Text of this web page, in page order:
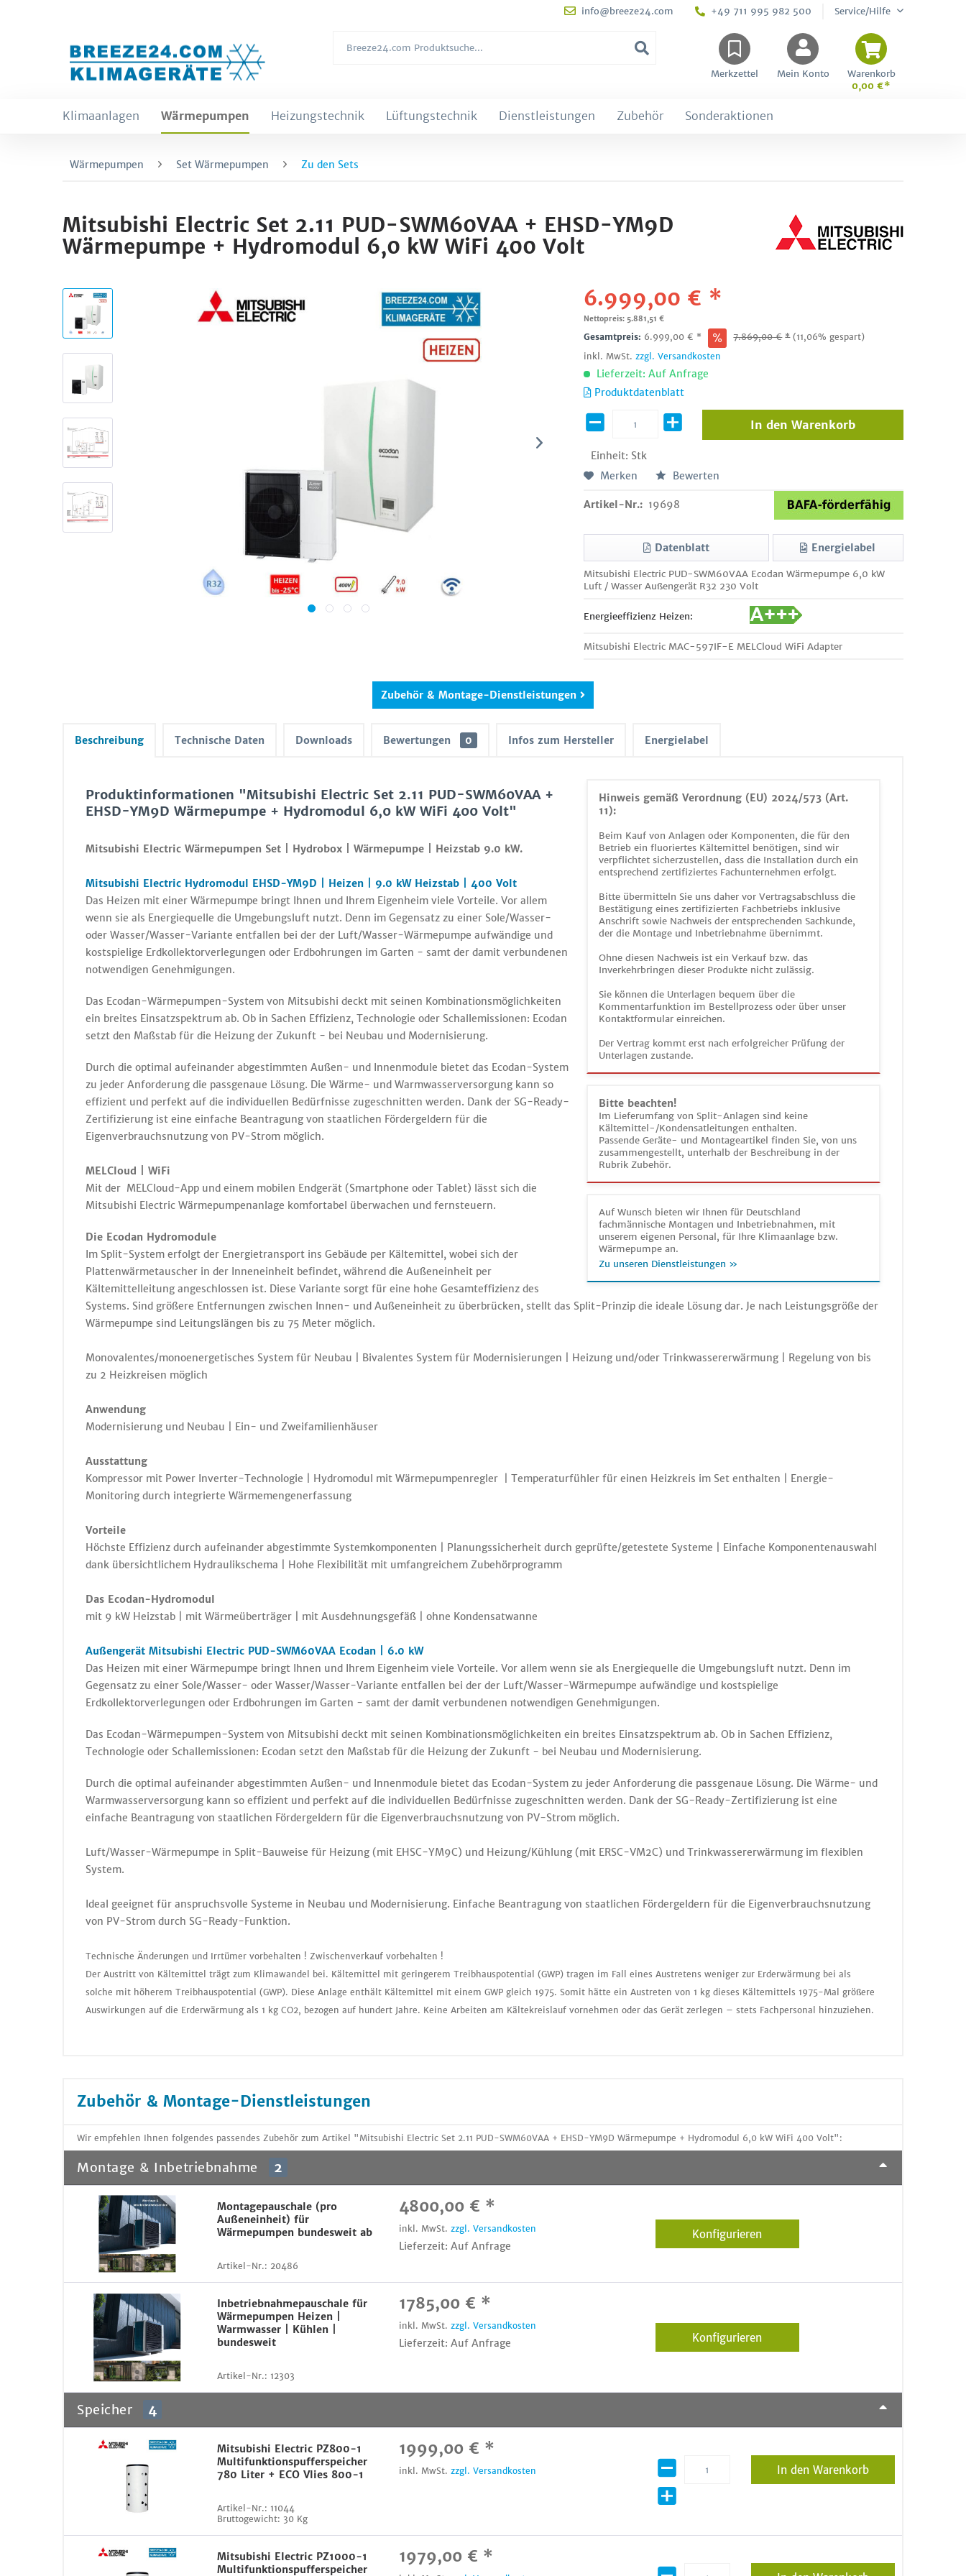
info@breeze24.com +49 711 995 982 500 Service/Hilfe
Merkzettel Mein Konto
Warenkorb
0,00 €*
Klimaanlagen Wärmepumpen Heizungstechnik Lüftungstechnik Dienstleistungen Zubehör Sonderaktionen
Wärmepumpen Set Wärmepumpen Zu den Sets
Mitsubishi Electric Set 2.11 PUD-SWM60VAA + EHSD-YM9D
Wärmepumpe + Hydromodul 6,0 kW WiFi 400 Volt
6.999,00 € *
Nettopreis: 5.881,51 €
Gesamtpreis: 6.999,00 € * 7.869,00€ * (11,06% gespart)
inkl. MwSt.zzgl. Versandkosten
Lieferzeit: Auf Anfrage
Produktdatenblatt
Einheit: Stk
In den Warenkorb
Merken Bewerten
Artikel-Nr.: 19698
Datenblatt Energielabel
Mitsubishi Electric PUD-SWM60VAA Ecodan Wärmepumpe 6,0 kW
Luft / Wasser Außengerät R32 230 Volt
Energieeffizienz Heizen:
Mitsubishi Electric MAC-597IF-E MELCloud WiFi Adapter
Zubehör & Montage-Dienstleistungen
Beschreibung Technische Daten Downloads Bewertungen 0 Infos zum Hersteller Energielabel
Hinweis gemäß Verordnung (EU) 2024/573 (Art.
11):
Beim Kauf von Anlagen oder Komponenten, die für den
Betrieb ein fluoriertes Kältemittel benötigen, sind wir
verpflichtet sicherzustellen, dass die Installation durch ein
entsprechend zertifiziertes Fachunternehmen erfolgt.
Bitte übermitteln Sie uns daher vor Vertragsabschluss die
Bestätigung eines zertifizierten Fachbetriebs inklusive
Anschrift sowie Nachweis der entsprechenden Sachkunde,
der die Montage und Inbetriebnahme übernimmt.
Ohne diesen Nachweis ist ein Verkauf bzw. das
Inverkehrbringen dieser Produkte nicht zulässig.
Sie können die Unterlagen bequem über die
Kommentarfunktion im Bestellprozess oder über unser
Kontaktformular einreichen.
Der Vertrag kommt erst nach erfolgreicher Prüfung der
Unterlagen zustande.
Bitte beachten!
Im Lieferumfang von Split-Anlagen sind keine
Kältemittel-/Kondensatleitungen enthalten.
Passende Geräte- und Montageartikel finden Sie, von uns
zusammengestellt, unterhalb der Beschreibung in der
Rubrik Zubehör.
Auf Wunsch bieten wir Ihnen für Deutschland
fachmännische Montagen und Inbetriebnahmen, mit
unserem eigenen Personal, für Ihre Klimaanlage bzw.
Wärmepumpe an.
Zu unseren Dienstleistungen »
Produktinformationen "Mitsubishi Electric Set 2.11 PUD-SWM60VAA +
EHSD-YM9D Wärmepumpe + Hydromodul 6,0 kW WiFi 400 Volt"
Mitsubishi Electric Wärmepumpen Set | Hydrobox | Wärmepumpe | Heizstab 9.0 kW.
Mitsubishi Electric Hydromodul EHSD-YM9D | Heizen | 9.0 kW Heizstab | 400 Volt
Das Heizen mit einer Wärmepumpe bringt Ihnen und Ihrem Eigenheim viele Vorteile. Vor allem
wenn sie als Energiequelle die Umgebungsluft nutzt. Denn im Gegensatz zu einer Sole/Wasser-
oder Wasser/Wasser-Variante entfallen bei der der Luft/Wasser-Wärmepumpe aufwändige und
kostspielige Erdkollektorverlegungen oder Erdbohrungen im Garten - samt der damit verbundenen
notwendigen Genehmigungen.
Das Ecodan-Wärmepumpen-System von Mitsubishi deckt mit seinen Kombinationsmöglichkeiten
ein breites Einsatzspektrum ab. Ob in Sachen Effizienz, Technologie oder Schallemissionen: Ecodan
setzt den Maßstab für die Heizung der Zukunft - bei Neubau und Modernisierung.
Durch die optimal aufeinander abgestimmten Außen- und Innenmodule bietet das Ecodan-System
zu jeder Anforderung die passgenaue Lösung. Die Wärme- und Warmwasserversorgung kann so
effizient und perfekt auf die individuellen Bedürfnisse zugeschnitten werden. Dank der SG-Ready-
Zertifizierung ist eine einfache Beantragung von staatlichen Fördergeldern für die
Eigenverbrauchsnutzung von PV-Strom möglich.
MELCloud | WiFi
Mit der MELCloud-App und einem mobilen Endgerät (Smartphone oder Tablet) lässt sich die
Mitsubishi Electric Wärmepumpenanlage komfortabel überwachen und fernsteuern.
Die Ecodan Hydromodule
Im Split-System erfolgt der Energietransport ins Gebäude per Kältemittel, wobei sich der
Plattenwärmetauscher in der Inneneinheit befindet, während die Außeneinheit per
Kältemittelleitung angeschlossen ist. Diese Variante sorgt für eine hohe Gesamteffizienz des
Systems. Sind größere Entfernungen zwischen Innen- und Außeneinheit zu überbrücken, stellt das Split-Prinzip die ideale Lösung dar. Je nach Leistungsgröße der
Wärmepumpe sind Leitungslängen bis zu 75 Meter möglich.
Monovalentes/monoenergetisches System für Neubau | Bivalentes System für Modernisierungen | Heizung und/oder Trinkwassererwärmung | Regelung von bis
zu 2 Heizkreisen möglich
Anwendung
Modernisierung und Neubau | Ein- und Zweifamilienhäuser
Ausstattung
Kompressor mit Power Inverter-Technologie | Hydromodul mit Wärmepumpenregler | Temperaturfühler für einen Heizkreis im Set enthalten | Energie-
Monitoring durch integrierte Wärmemengenerfassung
Vorteile
Höchste Effizienz durch aufeinander abgestimmte Systemkomponenten | Planungssicherheit durch geprüfte/getestete Systeme | Einfache Komponentenauswahl
dank übersichtlichem Hydraulikschema | Hohe Flexibilität mit umfangreichem Zubehörprogramm
Das Ecodan-Hydromodul
mit 9 kW Heizstab | mit Wärmeüberträger | mit Ausdehnungsgefäß | ohne Kondensatwanne
Außengerät Mitsubishi Electric PUD-SWM60VAA Ecodan | 6.0 kW
Das Heizen mit einer Wärmepumpe bringt Ihnen und Ihrem Eigenheim viele Vorteile. Vor allem wenn sie als Energiequelle die Umgebungsluft nutzt. Denn im
Gegensatz zu einer Sole/Wasser- oder Wasser/Wasser-Variante entfallen bei der der Luft/Wasser-Wärmepumpe aufwändige und kostspielige
Erdkollektorverlegungen oder Erdbohrungen im Garten - samt der damit verbundenen notwendigen Genehmigungen.
Das Ecodan-Wärmepumpen-System von Mitsubishi deckt mit seinen Kombinationsmöglichkeiten ein breites Einsatzspektrum ab. Ob in Sachen Effizienz,
Technologie oder Schallemissionen: Ecodan setzt den Maßstab für die Heizung der Zukunft - bei Neubau und Modernisierung.
Durch die optimal aufeinander abgestimmten Außen- und Innenmodule bietet das Ecodan-System zu jeder Anforderung die passgenaue Lösung. Die Wärme- und
Warmwasserversorgung kann so effizient und perfekt auf die individuellen Bedürfnisse zugeschnitten werden. Dank der SG-Ready-Zertifizierung ist eine
einfache Beantragung von staatlichen Fördergeldern für die Eigenverbrauchsnutzung von PV-Strom möglich.
Luft/Wasser-Wärmepumpe in Split-Bauweise für Heizung (mit EHSC-YM9C) und Heizung/Kühlung (mit ERSC-VM2C) und Trinkwassererwärmung im flexiblen
System.
Ideal geeignet für anspruchsvolle Systeme in Neubau und Modernisierung. Einfache Beantragung von staatlichen Fördergeldern für die Eigenverbrauchsnutzung
von PV-Strom durch SG-Ready-Funktion.
Technische Änderungen und Irrtümer vorbehalten ! Zwischenverkauf vorbehalten !
Der Austritt von Kältemittel trägt zum Klimawandel bei. Kältemittel mit geringerem Treibhauspotential (GWP) tragen im Fall eines Austretens weniger zur Erderwärmung bei als
solche mit höherem Treibhauspotential (GWP). Diese Anlage enthält Kältemittel mit einem GWP gleich 1975. Somit hätte ein Austreten von 1 kg dieses Kältemittels 1975-Mal größere
Auswirkungen auf die Erderwärmung als 1 kg CO2, bezogen auf hundert Jahre. Keine Arbeiten am Kältekreislauf vornehmen oder das Gerät zerlegen – stets Fachpersonal hinzuziehen.
Zubehör & Montage-Dienstleistungen
Wir empfehlen Ihnen folgendes passendes Zubehör zum Artikel "Mitsubishi Electric Set 2.11 PUD-SWM60VAA + EHSD-YM9D Wärmepumpe + Hydromodul 6,0 kW WiFi 400 Volt":
Montage & Inbetriebnahme 2
Montagepauschale (pro
Außeneinheit) für
Wärmepumpen bundesweit ab
Artikel-Nr.: 20486
4800,00 € *
inkl. MwSt.zzgl. Versandkosten
Lieferzeit: Auf Anfrage
Konfigurieren
Inbetriebnahmepauschale für
Wärmepumpen Heizen |
Warmwasser | Kühlen |
bundesweit
Artikel-Nr.: 12303
1785,00 € *
inkl. MwSt.zzgl. Versandkosten
Lieferzeit: Auf Anfrage Konfigurieren
Speicher 4
Mitsubishi Electric PZ800-1
Multifunktionspufferspeicher
780 Liter + ECO Vlies 800-1
Artikel-Nr.: 11044
Bruttogewicht: 30 Kg
1999,00 € *
inkl. MwSt.zzgl. Versandkosten In den Warenkorb
Mitsubishi Electric PZ1000-1
Multifunktionspufferspeicher
1979,00 € *